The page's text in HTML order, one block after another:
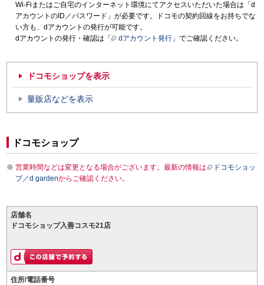
Wi-Fiまたはご自宅のインターネット環境にてアクセスいただいた場合は「d
アカウントのID／パスワード」が必要です。ドコモの契約回線をお持ちでな
い方も、dアカウントの発行が可能です。
dアカウントの発行・確認は「
dアカウント発行 」でご確認ください。
ドコモショップを表示
量販店などを表示
ドコモショップ
営業時間などは変更となる場合がございます。最新の情報は
ドコモショッ
プ／d gardenからご確認ください。
店舗名
ドコモショップ入善コスモ21店
住所/電話番号